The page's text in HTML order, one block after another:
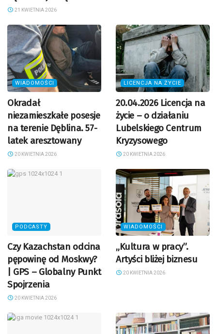
21 KWIETNIA 2026
WIADOMOŚCI
Okradał
niezamieszkałe posesje
na terenie Dęblina. 57-
latek aresztowany
20 KWIETNIA 2026
LICENCJA NA ŻYCIE
20.04.2026 Licencja na
życie – o działaniu
Lubelskiego Centrum
Kryzysowego
20 KWIETNIA 2026
PODCASTY
Czy Kazachstan odcina
pępowinę od Moskwy?
| GPS – Globalny Punkt
Spojrzenia
20 KWIETNIA 2026
WIADOMOŚCI
„Kultura w pracy”.
Artyści bliżej biznesu
20 KWIETNIA 2026